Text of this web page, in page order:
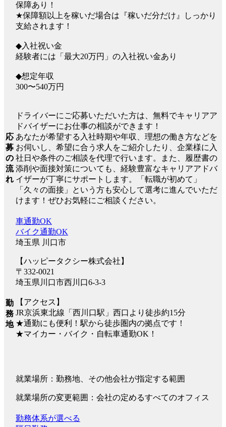
保障あり！
★保障額以上を稼いだ場合は『稼いだ分だけ』しっかり
支給されます！
◆入社祝い金
経験者には「最大20万円」の入社祝い金あり
◆想定年収
300〜540万円
応
募
の
流
れ
ドライバーにご応募いただいた方は、無料でキャリアア
ドバイザーにお仕事の相談ができます！
あなたが希望する入社時期や年収、理想の働き方などを
お伺いし、希望に合う求人をご紹介したり、企業様に入
社日や条件のご相談を代理で行います。また、履歴書の
添削や面接対策についても、経験豊富なキャリアアドバ
イザーが丁寧にサポートします。「転職が初めて」
「久々の面接」という方も安心して選考に進んでいただ
けます！ぜひお気軽にご相談ください。
勤
務
地
車通勤OK
バイク通勤OK
埼玉県 川口市
【ハッピータクシー株式会社】
〒332-0021
埼玉県川口市西川口6-3-3
【アクセス】
JR京浜東北線「西川口駅」西口より徒歩約15分
★通勤にも便利！駅から徒歩圏内の拠点です！
★マイカー・バイク・自転車通勤OK！
就業場所：勤務地、その他会社が指定する範囲
就業場所の変更範囲：会社の定めるすべてのオフィス
勤務体系が選べる